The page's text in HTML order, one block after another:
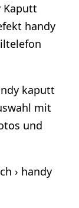
Kaputt
handy
kaputt
mit
und
› handy